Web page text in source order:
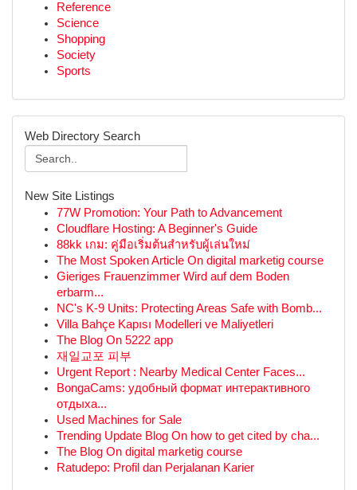
Reference
Science
Shopping
Society
Sports
Web Directory Search
New Site Listings
77W Promotion: Your Path to Advancement
Cloudflare Hosting: A Beginner's Guide
88kk เกม: คู่มือเริ่มต้นสำหรับผู้เล่นใหม่
The Most Spoken Article On digital marketig course
Gieriges Frauenzimmer Wird auf dem Boden
erbarm...
NC's K-9 Units: Protecting Areas Safe with Bomb...
Villa Bahçe Kapısı Modelleri ve Maliyetleri
The Blog On 5222 app
재일교포 피부
Urgent Report : Nearby Medical Center Faces...
BongaCams: удобный формат интерактивного
отдыха...
Used Machines for Sale
Trending Update Blog On how to get cited by cha...
The Blog On digital marketig course
Ratudepo: Profil dan Perjalanan Karier